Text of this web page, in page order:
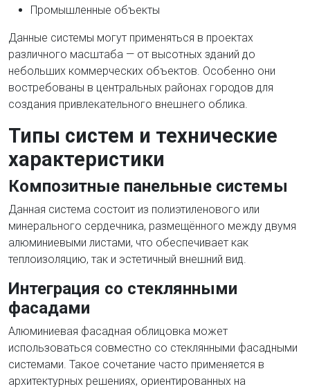
Промышленные объекты
Данные системы могут применяться в проектах
различного масштаба — от высотных зданий до
небольших коммерческих объектов. Особенно они
востребованы в центральных районах городов для
создания привлекательного внешнего облика.
Типы систем и технические
характеристики
Композитные панельные системы
Данная система состоит из полиэтиленового или
минерального сердечника, размещённого между двумя
алюминиевыми листами, что обеспечивает как
теплоизоляцию, так и эстетичный внешний вид.
Интеграция со стеклянными
фасадами
Алюминиевая фасадная облицовка может
использоваться совместно со стеклянными фасадными
системами. Такое сочетание часто применяется в
архитектурных решениях, ориентированных на